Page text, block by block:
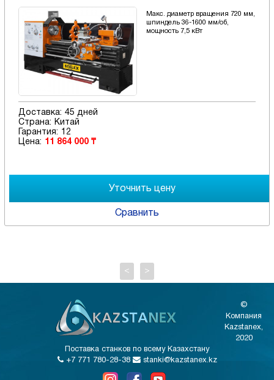
Макс. диаметр вращения 720 мм,
шпиндель 36-1600 мм/об,
мощность 7,5 кВт
Доставка: 45 дней
Страна:
Китай
Гарантия:
12
Цена: 11 864 000 ₸
Сравнить
< >
©
Компания
Kazstanex,
2020
Поставка станков по всему Казахстану
+7 771 780-28-38
stanki@kazstanex.kz